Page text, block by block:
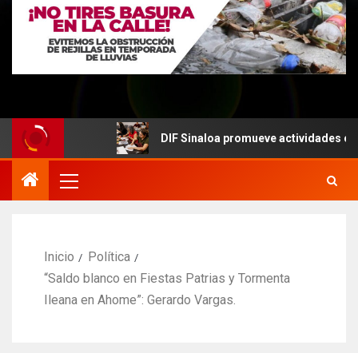
DIF Sinaloa promueve actividades culturales
Inicio
Política
“Saldo blanco en Fiestas Patrias y Tormenta
Ileana en Ahome”: Gerardo Vargas.